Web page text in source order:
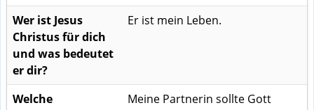
Wer ist Jesus
Christus für dich
und was bedeutet
er dir?
Er ist mein Leben.
Welche
Meine Partnerin sollte Gott